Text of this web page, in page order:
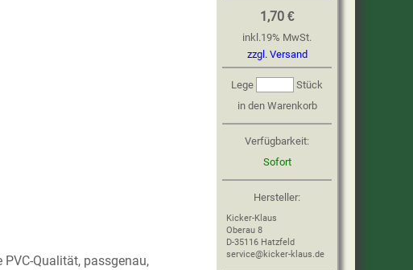
Qualität, passgenau,
1,70 €
inkl.19% MwSt.
zzgl. Versand
Lege
Stück
in den Warenkorb
Verfügbarkeit:
Sofort
Hersteller:
Kicker-Klaus
Oberau 8
D-35116 Hatzfeld
service@kicker-klaus.de